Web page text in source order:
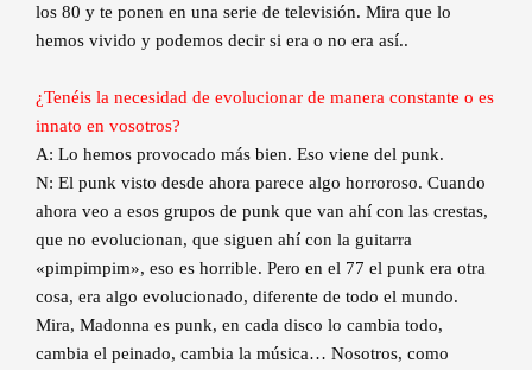
los 80 y te ponen en una serie de televisión. Mira que lo
hemos vivido y podemos decir si era o no era así..
¿Tenéis la necesidad de evolucionar de manera constante o es
innato en vosotros?
A: Lo hemos provocado más bien. Eso viene del punk.
N: El punk visto desde ahora parece algo horroroso. Cuando
ahora veo a esos grupos de punk que van ahí con las crestas,
que no evolucionan, que siguen ahí con la guitarra
«pimpimpim», eso es horrible. Pero en el 77 el punk era otra
cosa, era algo evolucionado, diferente de todo el mundo.
Mira, Madonna es punk, en cada disco lo cambia todo,
cambia el peinado, cambia la música… Nosotros, como